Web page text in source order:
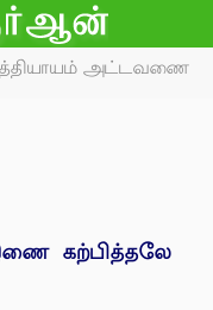
அட்டவணை
கற்பித்தலே